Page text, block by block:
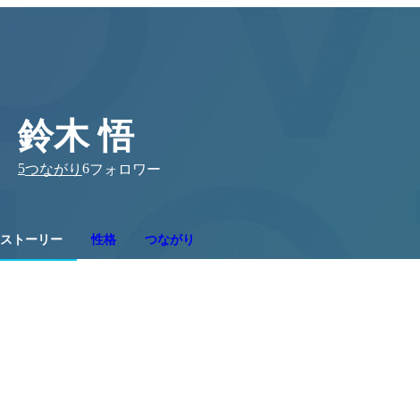
鈴木 悟
5つながり 6フォロワー
ストーリー 性格 つながり